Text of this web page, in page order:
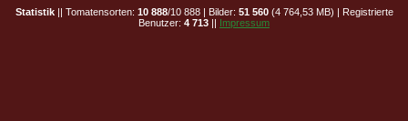
Statistik|| Tomatensorten: 10 888/10 888 | Bilder: 51 560(4 764,53 MB) | Registrierte
Benutzer: 4 713 || Impressum